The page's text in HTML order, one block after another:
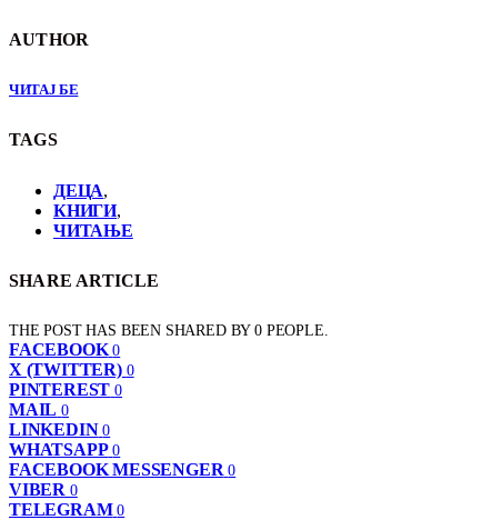
AUTHOR
ЧИТАЈ БЕ
TAGS
ДЕЦА,
КНИГИ,
ЧИТАЊЕ
SHARE ARTICLE
THE POST HAS BEEN SHARED BY0 PEOPLE.
FACEBOOK 0
X (TWITTER) 0
PINTEREST 0
MAIL 0
LINKEDIN 0
WHATSAPP 0
FACEBOOK MESSENGER 0
VIBER 0
TELEGRAM 0